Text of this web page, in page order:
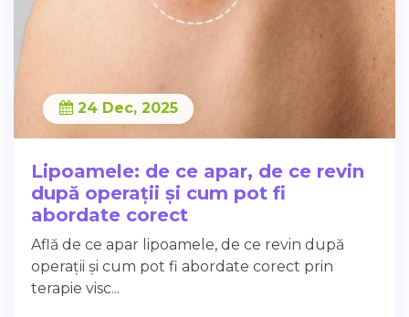
24 Dec, 2025
Lipoamele: de ce apar, de ce revin
după operații și cum pot fi
abordate corect
Află de ce apar lipoamele, de ce revin după
operații și cum pot fi abordate corect prin
terapie visc...